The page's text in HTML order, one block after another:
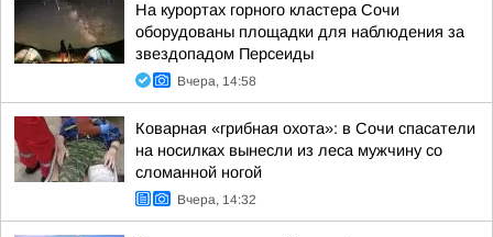
На курортах горного кластера Сочи
оборудованы площадки для наблюдения за
звездопадом Персеиды
Вчера, 14:58
Коварная «грибная охота»: в Сочи спасатели
на носилках вынесли из леса мужчину со
сломанной ногой
Вчера, 14:32